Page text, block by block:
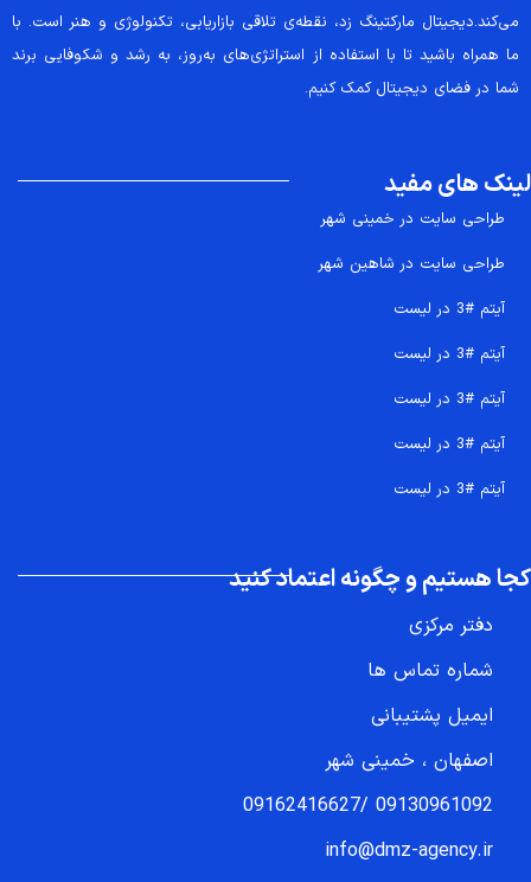
می‌کند.دیجیتال مارکتینگ زد، نقطه‌ی تلاقی بازاریابی، تکنولوژی و هنر است. با
ما همراه باشید تا با استفاده از استراتژی‌های به‌روز، به رشد و شکوفایی برند
شما در فضای دیجیتال کمک کنیم.
لینک های مفید
طراحی سایت در خمینی شهر
طراحی سایت در شاهین شهر
آیتم #3 در لیست
آیتم #3 در لیست
آیتم #3 در لیست
آیتم #3 در لیست
آیتم #3 در لیست
کجا هستیم و چگونه اعتماد کنید
دفتر مرکزی
شماره تماس ها
ایمیل پشتیبانی
اصفهان ، خمینی شهر
09130961092
/
09162416627
info@dmz-agency.ir